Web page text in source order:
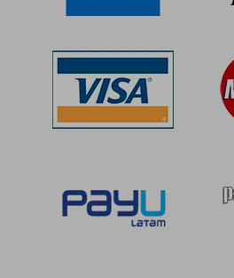
55%
S/ 92,69